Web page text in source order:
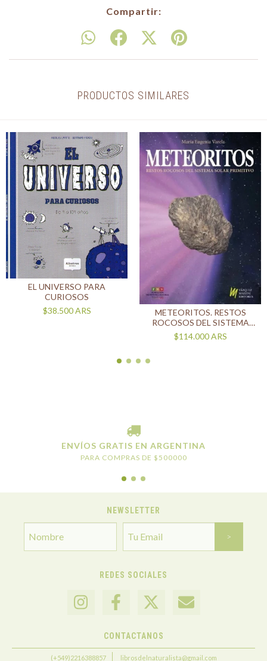
Compartir:
PRODUCTOS SIMILARES
EL UNIVERSO PARA
CURIOSOS
$38.500ARS
METEORITOS. RESTOS
ROCOSOS DEL SISTEMA
SOLAR PRIMITIVO
$114.000ARS
ENVÍOS GRATIS EN ARGENTINA
PARA COMPRAS DE $500000
NEWSLETTER
REDES SOCIALES
CONTACTANOS
(+549)2216388857 librosdelnaturalista@gmail.com